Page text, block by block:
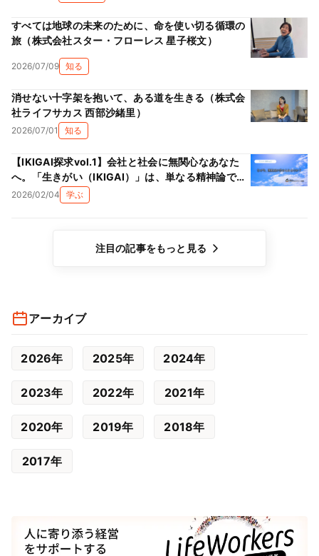
すべては地球の未来のために、命を使い切る循環の
旅（株式会社スター・フローレス 星子桜文）
2026/07/09 知る
消せない十字架を抱いて、ある道を生きる（株式会
社ライフサカス 西部沙緒里）
2026/07/01 知る
【IKIGAI探求vol.1】会社と社会に無関心なあなた
へ。「生きがい（IKIGAI）」は、単なる精神論では
ない理由
2026/02/04 学ぶ
注目の記事をもっと見る
アーカイブ
2026年 2025年 2024年
2023年 2022年 2021年
2020年 2019年 2018年
2017年